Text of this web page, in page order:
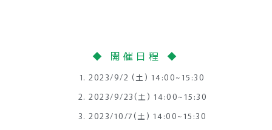
◆ 開催日程 ◆
2023/9/2 (土) 14:00~15:30
2023/9/23(土) 14:00~15:30
2023/10/7(土) 14:00~15:30